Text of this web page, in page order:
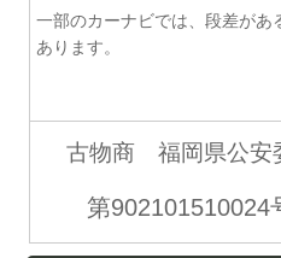
一部のカーナビでは、段差があ
あります。
古物商 福岡県公安
第902101510024